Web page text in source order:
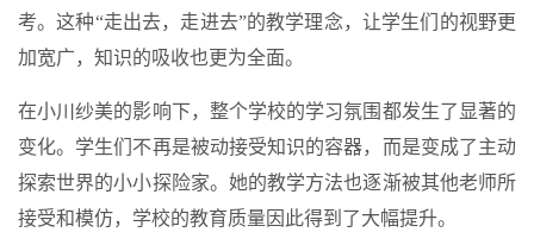
考。这种“走出去，走进去”的教学理念，让学生们的视野更
加宽广，知识的吸收也更为全面。
在小川纱美的影响下，整个学校的学习氛围都发生了显著的
变化。学生们不再是被动接受知识的容器，而是变成了主动
探索世界的小小探险家。她的教学方法也逐渐被其他老师所
接受和模仿，学校的教育质量因此得到了大幅提升。